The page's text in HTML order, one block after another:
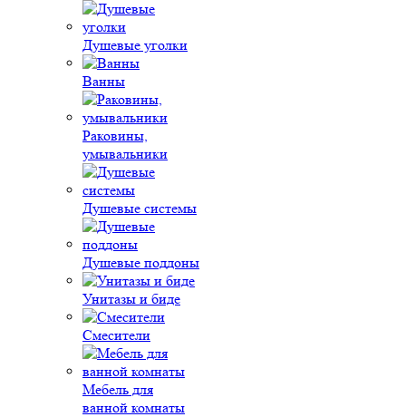
Душевые уголки
Ванны
Раковины,
умывальники
Душевые системы
Душевые поддоны
Унитазы и биде
Смесители
Мебель для
ванной комнаты